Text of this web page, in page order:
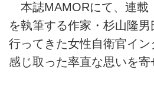
本誌MAMORにて、連載
を執筆する作家・杉山隆
行ってきた女性自衛官イン
感じ取った率直な思いを寄